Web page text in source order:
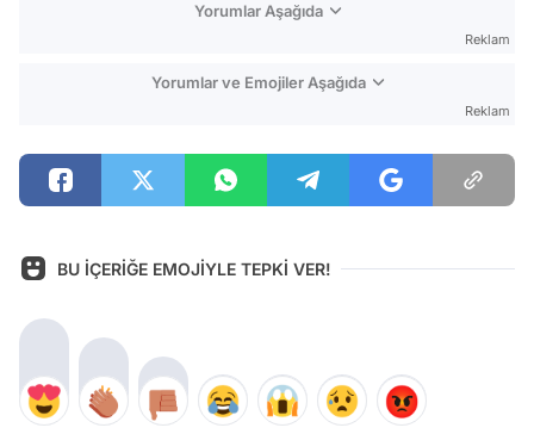
Yorumlar Aşağıda
Reklam
Yorumlar ve Emojiler Aşağıda
Reklam
BU İÇERİĞE EMOJİYLE TEPKİ VER!